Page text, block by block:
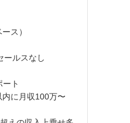
ス）
ールスなし
ト
に月収100万〜